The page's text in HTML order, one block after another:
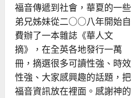
福音傳遞到社會，華夏的一些
弟兄姊妹從二○○八年開始自
費辦了一本雜誌《華人文
摘》，在全英各地發行一萬
冊，摘選很多可讀性強、時效
性強、大家感興趣的話題，把
福音資訊放在裡面。感謝神的